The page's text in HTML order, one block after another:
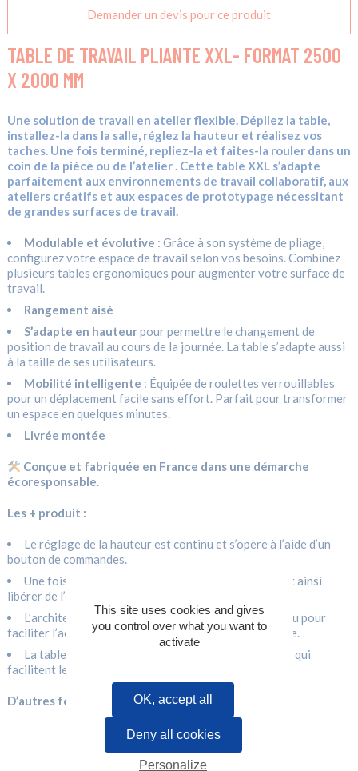
Demander un devis pour ce produit
TABLE DE TRAVAIL PLIANTE XXL- FORMAT 2500
X 2000 MM
Une solution de travail en atelier flexible. Dépliez la table,
installez-la dans la salle, réglez la hauteur et réalisez vos
taches. Une fois terminé, repliez-la et faites-la rouler dans un
coin de la pièce ou de l’atelier . Cette table XXL s’adapte
parfaitement aux environnements de travail collaboratif, aux
ateliers créatifs et aux espaces de prototypage nécessitant
de grandes surfaces de travail.
Modulable et évolutive : Grâce à son système de pliage,
configurez votre espace de travail selon vos besoins. Combinez
plusieurs tables ergonomiques pour augmenter votre surface de
travail.
Rangement aisé
S’adapte en hauteurpour permettre le changement de
position de travail au cours de la journée. La table s’adapte aussi
à la taille de ses utilisateurs.
Mobilité intelligente : Équipée de roulettes verrouillables
pour un déplacement facile sans effort. Parfait pour transformer
un espace en quelques minutes.
Livrée montée
Conçue et fabriquée en France dans une démarche
écoresponsable.
Les + produit :
Le réglage de la hauteur est continu et s’opère à l’aide d’un
bouton de commandes.
Une fois repliée la table peu se ranger facilement et ainsi
libérer de l’emprise au sol.
L’architecture de la table est ouverte sous le plateau pour
faciliter l’accès aux jambes en position de travail assise.
La table est montée sur des roues à double blocage qui
facilitent le roulage.
D’autres formats sont disponibles sur demande.
This site uses cookies and gives
you control over what you want to
activate
OK, accept all
Deny all cookies
Personalize